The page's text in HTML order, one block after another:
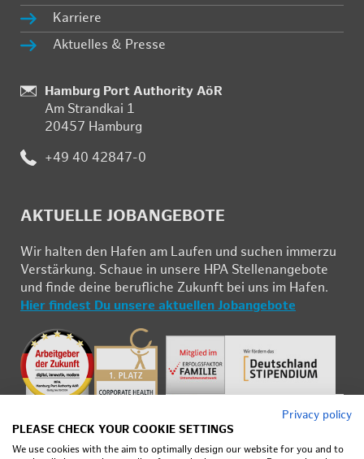
Kar­rie­re
Ak­tu­el­les & Pres­se
Stand­
ort:
Hamburg Port Authority AöR
Am Strand­kai 1
20457 Ham­burg
Te­
fon:
+49 40 42847-0
AK­TU­EL­LE JOB­AN­GE­BO­TE
Wir hal­ten den Ha­fen am Lau­fen und su­chen im­mer­zu
Ver­stär­kung. Schau­e in un­se­re HPA Stel­len­an­ge­bo­te
und fin­de deine be­ruf­li­che Zu­kunft bei uns im Ha­fen.
Hier fin­dest Du un­se­re ak­tu­el­len Job­an­ge­bo­te
Pri­vacy pol­icy
PLEASE CHECK YOUR COOKIE SET­TINGS
We use cook­ies with the aim to op­ti­mally de­sign our web­site for you and to